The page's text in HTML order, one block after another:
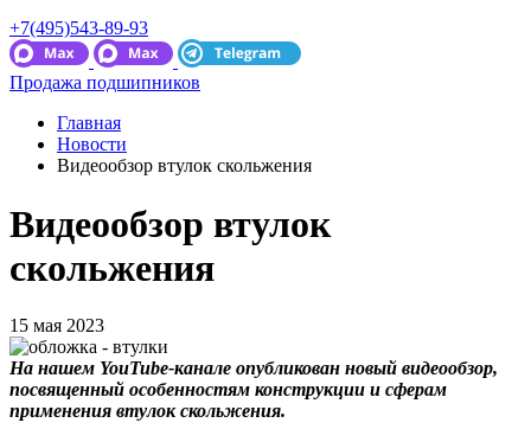
+7(495)543-89-93
Продажа подшипников
Главная
Новости
Видеообзор втулок скольжения
Видеообзор втулок
скольжения
15 мая 2023
На нашем YouTube-канале опубликован новый видеообзор,
посвященный особенностям конструкции и сферам
применения втулок скольжения.